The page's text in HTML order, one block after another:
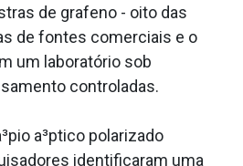
de grafeno - oito das
de fontes comerciais e o
um laboratório sob
controladas.
a³ptico polarizado
identificaram uma